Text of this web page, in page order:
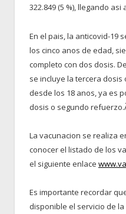
322.849 (5 %), llegando asi
En el pais, la anticovid-19
los cinco anos de edad,
completo con dos dosis.
se incluye la tercera
desde los 18 anos, ya es
dosis o segundo
La vacunacion se realiza
conocer el listado de los
el siguiente enlace
Es importante recordar
disponible el servicio de